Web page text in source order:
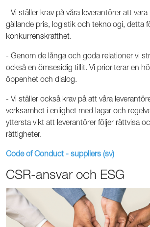
- Vi ställer krav på våra leverantörer att
gällande pris, logistik och teknologi, detta
konkurrenskrafthet.
- Genom de långa och goda relationer vi
också en ömsesidig tillit. Vi prioriterar en
öppenhet och dialog.
- Vi ställer också krav på att våra
verksamhet i enlighet med lagar och
yttersta vikt att leverantörer följer rättvisa
rättigheter.
Code of Conduct - suppliers (sv)
CSR-ansvar och ESG